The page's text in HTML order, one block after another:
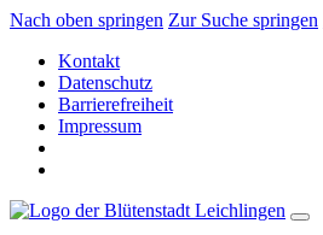
Nach oben springen Zur Suche springen
Kontakt
Datenschutz
Barrierefreiheit
Impressum